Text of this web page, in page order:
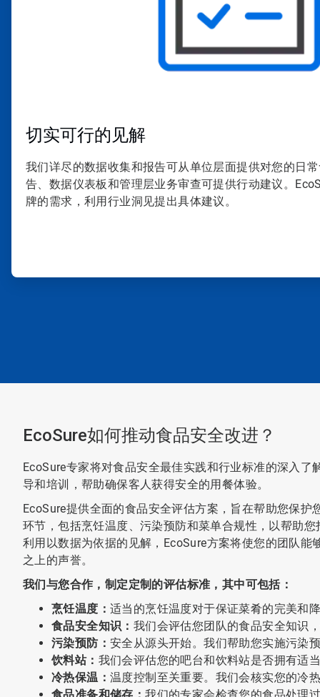
切实可行的见解
我们详尽的数据收集和报告可从单位层面提供对您的日
告、数据仪表板和管理层业务审查可提供行动建议。
牌的需求，利用行业洞见提出具体建议。
EcoSure如何推动食品安全改进？
EcoSure专家将对食品安全最佳实践和行业标准的深入
导和培训，帮助确保客人获得安全的用餐体验。
EcoSure提供全面的食品安全评估方案，旨在帮助您保
环节，包括烹饪温度、污染预防和菜单合规性，以帮助
利用以数据为依据的见解，EcoSure方案将使您的团队
之上的声誉。
我们与您合作，制定定制的评估标准，其中可包括：
烹饪温度：适当的烹饪温度对于保证菜肴的完美和
食品安全知识： 我们会评估您团队的食品安全知识
污染预防：安全从源头开始。我们帮助您实施污染
饮料站： 我们会评估您的吧台和饮料站是否拥有适
冷热保温：温度控制至关重要。我们会核实您的冷